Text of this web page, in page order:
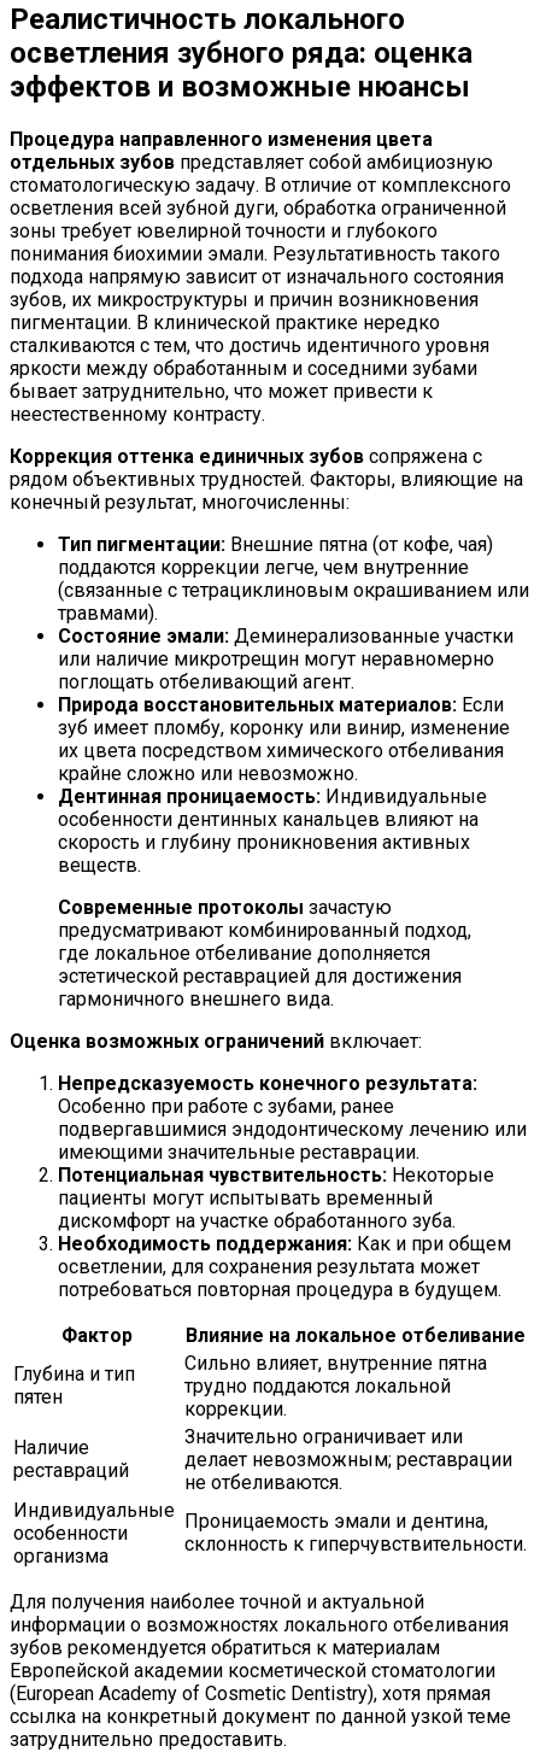
Реалистичность локального
осветления зубного ряда: оценка
эффектов и возможные нюансы
Процедура направленного изменения цвета
отдельных зубов представляет собой амбициозную
стоматологическую задачу. В отличие от комплексного
осветления всей зубной дуги, обработка ограниченной
зоны требует ювелирной точности и глубокого
понимания биохимии эмали. Результативность такого
подхода напрямую зависит от изначального состояния
зубов, их микроструктуры и причин возникновения
пигментации. В клинической практике нередко
сталкиваются с тем, что достичь идентичного уровня
яркости между обработанным и соседними зубами
бывает затруднительно, что может привести к
неестественному контрасту.
Коррекция оттенка единичных зубов сопряжена с
рядом объективных трудностей. Факторы, влияющие на
конечный результат, многочисленны:
Тип пигментации: Внешние пятна (от кофе, чая)
поддаются коррекции легче, чем внутренние
(связанные с тетрациклиновым окрашиванием или
травмами).
Состояние эмали: Деминерализованные участки
или наличие микротрещин могут неравномерно
поглощать отбеливающий агент.
Природа восстановительных материалов: Если
зуб имеет пломбу, коронку или винир, изменение
их цвета посредством химического отбеливания
крайне сложно или невозможно.
Дентинная проницаемость: Индивидуальные
особенности дентинных канальцев влияют на
скорость и глубину проникновения активных
веществ.
Современные протоколы зачастую
предусматривают комбинированный подход,
где локальное отбеливание дополняется
эстетической реставрацией для достижения
гармоничного внешнего вида.
Оценка возможных ограничений включает:
Непредсказуемость конечного результата:
Особенно при работе с зубами, ранее
подвергавшимися эндодонтическому лечению или
имеющими значительные реставрации.
Потенциальная чувствительность: Некоторые
пациенты могут испытывать временный
дискомфорт на участке обработанного зуба.
Необходимость поддержания: Как и при общем
осветлении, для сохранения результата может
потребоваться повторная процедура в будущем.
Фактор
Влияние на локальное отбеливание
Глубина и тип
пятен
Сильно влияет, внутренние пятна
трудно поддаются локальной
коррекции.
Наличие
реставраций
Значительно ограничивает или
делает невозможным; реставрации
не отбеливаются.
Индивидуальные
особенности
организма
Проницаемость эмали и дентина,
склонность к гиперчувствительности.
Для получения наиболее точной и актуальной
информации о возможностях локального отбеливания
зубов рекомендуется обратиться к материалам
Европейской академии косметической стоматологии
(European Academy of Cosmetic Dentistry), хотя прямая
ссылка на конкретный документ по данной узкой теме
затруднительно предоставить.